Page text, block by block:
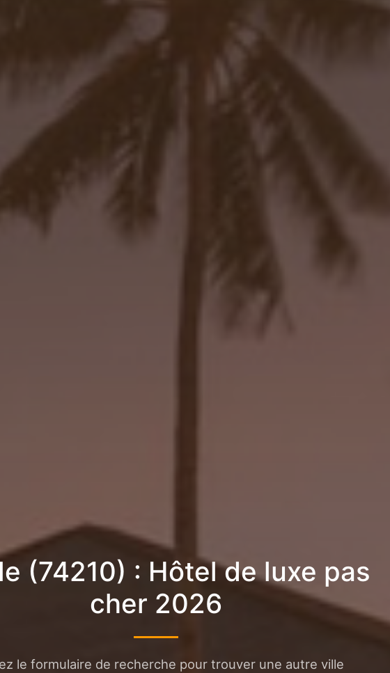
(74210) : Hôtel de luxe pas
cher 2026
le formulaire de recherche pour trouver une autre ville